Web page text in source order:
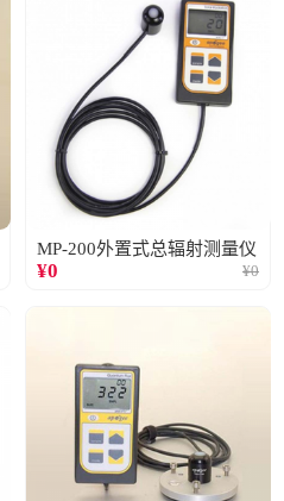
MP-200外置式总辐射测量仪
¥0 ¥0